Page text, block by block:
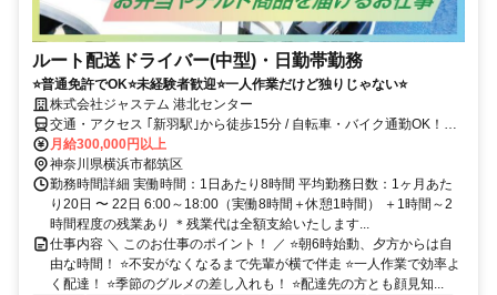
ルート配送ドライバー(中型)・日勤帯勤務
⭐普通免許でOK⭐未経験者歓迎⭐一人作業だけど独りじゃない⭐
株式会社ジャステム 港北センター
交通・アクセス ｢新羽駅｣から徒歩15分 / 自転車・バイク通勤OK！他
にも「仲町台駅」「北新横浜駅」「都筑ふれあいの丘駅」「川和町
駅」「川崎駅」「横浜駅」等からもアクセス良好◎
月給300,000円以上
神奈川県横浜市都筑区
勤務時間詳細 実働時間：1日あたり8時間 平均勤務日数：1ヶ月あた
り20日 〜 22日 6:00～18:00（実働8時間＋休憩1時間） ＋1時間～2
時間程度の残業あり ＊残業代は全額支給いたします...
仕事内容 ＼ このお仕事のポイント！ ／ ⭐朝6時始動、夕方からは自
由な時間！ ⭐不安がなくなるまで先輩が横で伴走 ⭐一人作業で効率よ
く配達！ ⭐季節のグルメの差し入れも！ ⭐配達先の方とも顔見知...